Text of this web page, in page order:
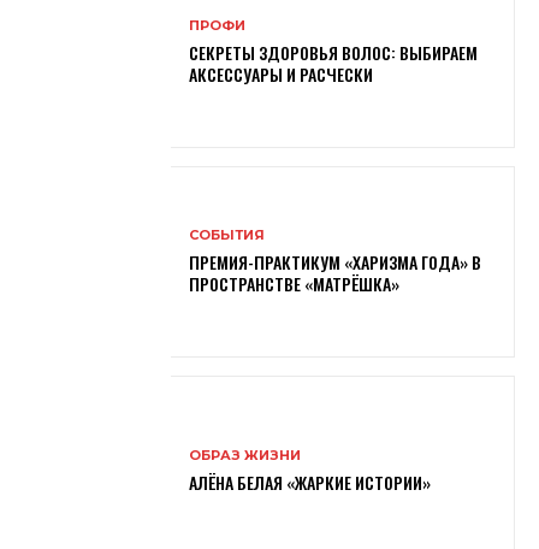
ПРОФИ
СЕКРЕТЫ ЗДОРОВЬЯ ВОЛОС: ВЫБИРАЕМ
АКСЕССУАРЫ И РАСЧЕСКИ
СОБЫТИЯ
ПРЕМИЯ-ПРАКТИКУМ «ХАРИЗМА ГОДА» В
ПРОСТРАНСТВЕ «МАТРЁШКА»
ОБРАЗ ЖИЗНИ
АЛЁНА БЕЛАЯ «ЖАРКИЕ ИСТОРИИ»